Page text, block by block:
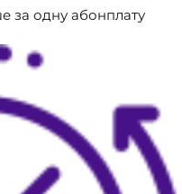
за одну абонплату